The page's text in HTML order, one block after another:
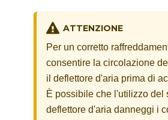
ATTENZIONE
Per un corretto
consentire la circolazione
il deflettore d'aria prima di
È possibile che l'utilizzo del
deflettore d'aria danneggi i